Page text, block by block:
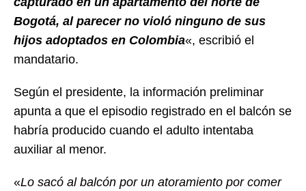
Bogotá, al parecer no violó ninguno de sus
hijos adoptados en Colombia«, escribió el
mandatario.
Según el presidente, la información preliminar
apunta a que el episodio registrado en el balcón se
habría producido cuando el adulto intentaba
auxiliar al menor.
«Lo sacó al balcón por un atoramiento por comer